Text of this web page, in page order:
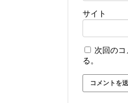
サイト
次回の
る。